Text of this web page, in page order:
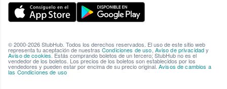
© 2000-2026 StubHub. Todos los derechos reservados. El uso de este sitio web
representa tu aceptación de nuestras Condiciones de uso Aviso de privacidady
Aviso de cookies. Estás comprando boletos de un tercero; StubHub no es el
vendedor de los boletos. Los precios de los boletos son establecidos por los
vendedores y pueden estar por encima de su precio original. Avisos de cambios a
las Condiciones de uso